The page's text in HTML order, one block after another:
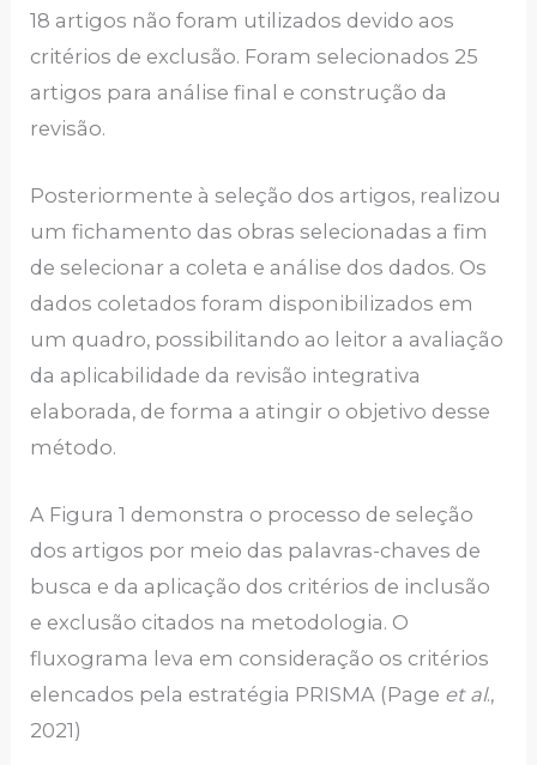
18 artigos não foram utilizados devido aos
critérios de exclusão. Foram selecionados 25
artigos para análise final e construção da
revisão.
Posteriormente à seleção dos artigos, realizou
um fichamento das obras selecionadas a fim
de selecionar a coleta e análise dos dados. Os
dados coletados foram disponibilizados em
um quadro, possibilitando ao leitor a avaliação
da aplicabilidade da revisão integrativa
elaborada, de forma a atingir o objetivo desse
método.
A Figura 1 demonstra o processo de seleção
dos artigos por meio das palavras-chaves de
busca e da aplicação dos critérios de inclusão
e exclusão citados na metodologia. O
fluxograma leva em consideração os critérios
elencados pela estratégia PRISMA (Page et al.,
2021)